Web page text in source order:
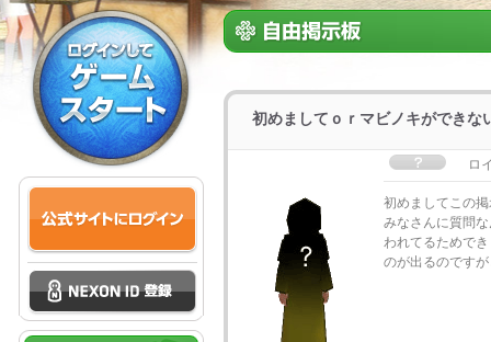
初めましてｏｒマビノキができな
ロ
初めましてこの
みなさんに質問
われてるためで
のが出るのです